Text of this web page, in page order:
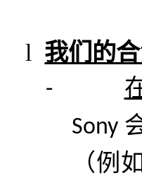
l 我们的
-
Sony
（例